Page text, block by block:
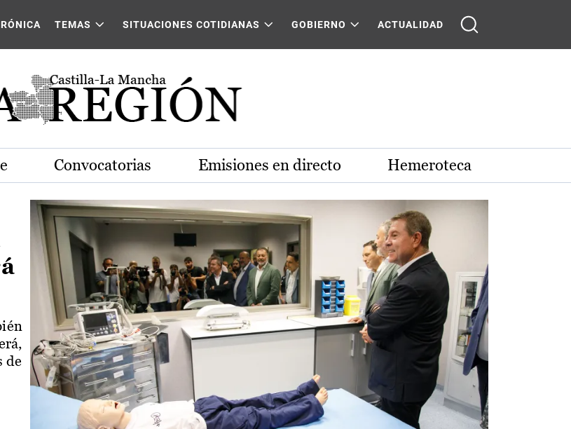
La Mancha
TEMAS SITUACIONES COTIDIANAS GOBIERNO ACTUALIDAD
Convocatorias Emisiones en directo Hemeroteca
de